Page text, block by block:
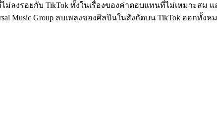
ไม่ลงรอยกับ TikTok ทั้งในเรื่องของค่าตอบแทนที่ไม่เหมาะส
Music Group ลบเพลงของศิลปินในสังกัดบน TikTok ออกทั้